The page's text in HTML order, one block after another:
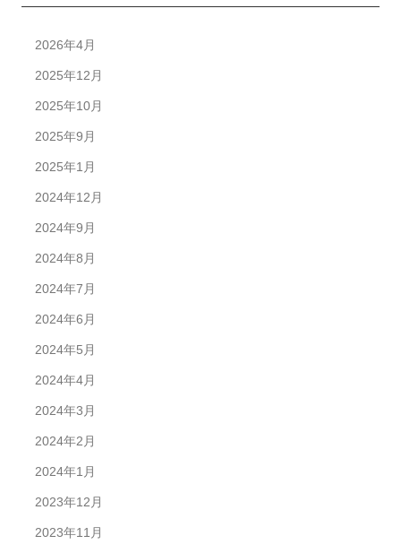
2026年4月
2025年12月
2025年10月
2025年9月
2025年1月
2024年12月
2024年9月
2024年8月
2024年7月
2024年6月
2024年5月
2024年4月
2024年3月
2024年2月
2024年1月
2023年12月
2023年11月